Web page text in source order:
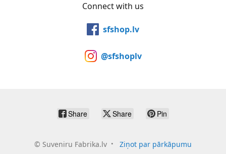
Connect with us
sfshop.lv
@sfshoplv
Share Share Pin
© Suveniru Fabrika.lv Ziņot par pārkāpumu